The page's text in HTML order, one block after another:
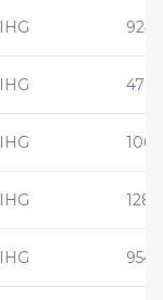
IHG
IHG
IHG
IHG
IHG